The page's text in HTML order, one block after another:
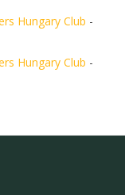
Hungary Club -
Hungary Club -